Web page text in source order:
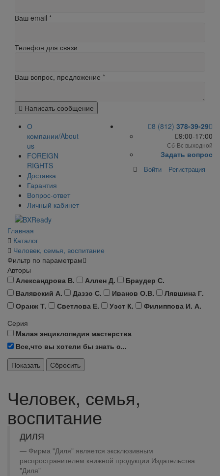
Ваш email *
Телефон для связи
Ваш вопрос, предложение *
Написать сообщение
О
компании/About
us
FOREIGN
RIGHTS
Доставка
Гарантия
Вопрос-ответ
Личный кабинет
8 (812) 378-39-29
9:00-17:00
Сб-Вс выходной
Задать вопрос
Войти Регистрация
Главная
Каталог
Человек, семья, воспитание
Фильтр по параметрам
Авторы
Александрова В.
Аллен Д.
Браудер С.
Валявский А.
Даззо С. Иванов О.В.
Лявшина Г.
Оранж Т.
Светлова Е. Уэст К.
Филиппова И. А.
Серия
Малая энциклопедия мастерства
Все,что вы хотели бы знать о...
Человек, семья,
воспитание
ДИЛЯ
Фирма "Диля" является эксклюзивным
распространителем книжной продукции Издательства
"Диля"